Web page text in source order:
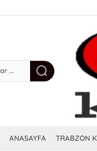
ANASAYFA TRABZON